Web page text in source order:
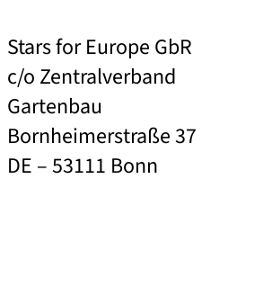
Stars for Europe GbR
c/o Zentralverband
Gartenbau
Bornheimerstraße 37
DE – 53111 Bonn